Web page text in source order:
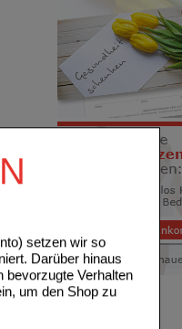
setzen wir so
Darüber hinaus
bevorzugte Verhalten
um den Shop zu